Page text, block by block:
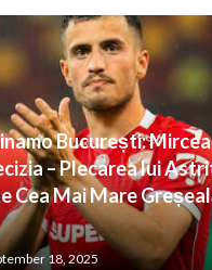
București:
– Plecarea lui
Cea Mai Mare
18, 2025